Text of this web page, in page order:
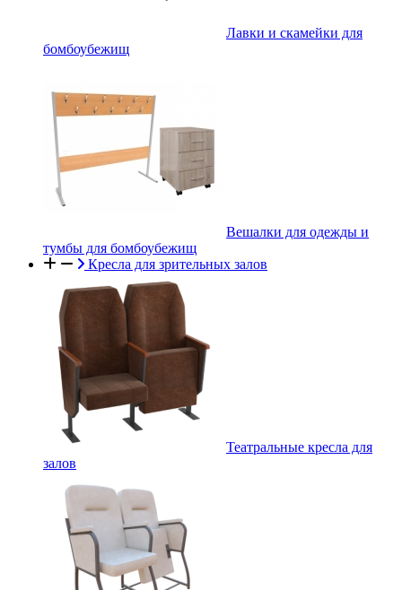
Лавки и скамейки для
бомбоубежищ
Вешалки для одежды и
тумбы для бомбоубежищ
Кресла для зрительных залов
Театральные кресла для
залов